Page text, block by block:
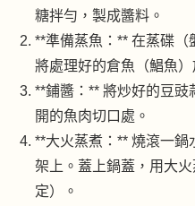
糖拌勻，製成醬料。
**準備蒸魚：** 在蒸碟（
將處理好的倉魚（鯧魚）
**鋪醬：** 將炒好的豆豉
開的魚肉切口處。
**大火蒸煮：** 燒滾一
架上。蓋上鍋蓋，用大
定）。